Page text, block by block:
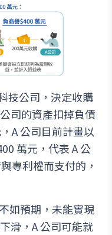
技公司，決定收購
司的資產扣掉負債
A 公司目前計畫以
萬元，代表 A 公
專利權而支付的，
如預期，未能實現
滑，A 公司可能就